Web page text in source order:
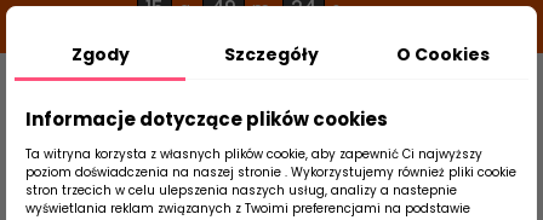
15 g 49 m 23 s
Szukaj
Strona Główna Płytki Łazienkowe
Zgody Szczegóły O Cookies
Informacje dotyczące plików cookies
Ta witryna korzysta z własnych plików cookie, aby zapewnić Ci najwyższy
poziom doświadczenia na naszej stronie . Wykorzystujemy również pliki cookie
stron trzecich w celu ulepszenia naszych usług, analizy a nastepnie
wyświetlania reklam związanych z Twoimi preferencjami na podstawie